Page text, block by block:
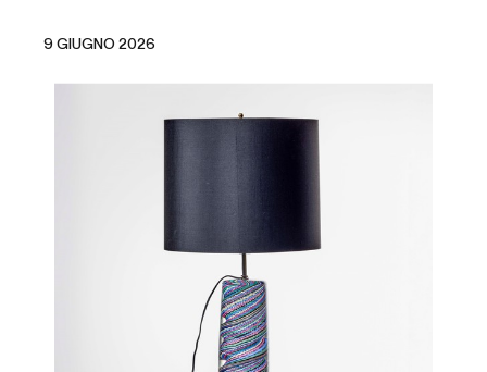
9 GIUGNO 2026